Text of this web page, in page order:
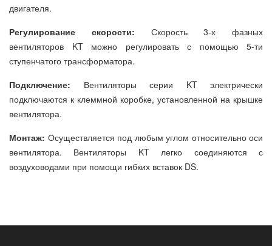
двигателя.
Регулирование скорости: Скорость 3-х фазных
вентиляторов KT можно регулировать с помощью 5-ти
ступенчатого трансформатора.
Подключение: Вентиляторы серии KT электрически
подключаются к клеммной коробке, установленной на крышке
вентилятора.
Монтаж: Осуществляется под любым углом относительно оси
вентилятора. Вентиляторы KT легко соединяются с
воздуховодами при помощи гибких вставок DS.